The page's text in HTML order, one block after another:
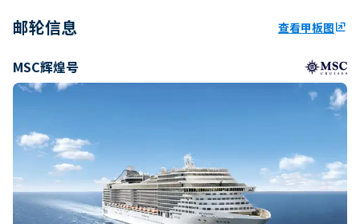
邮轮信息 查看甲板图ungroup
MSC辉煌号